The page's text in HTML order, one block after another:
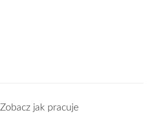
Zobacz jak pracuje